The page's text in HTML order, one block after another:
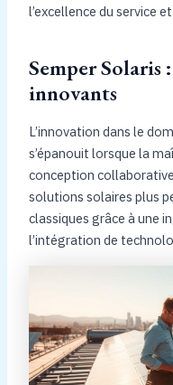
l’excellence du service
Semper Solaris
innovants
L’innovation dans le
s’épanouit lorsque la
conception
solutions solaires plus
classiques grâce à une
l’intégration de